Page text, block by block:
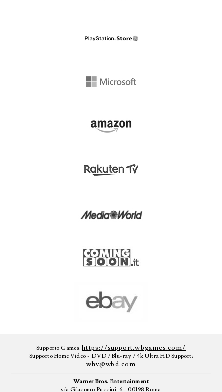
Supporto Games:https://support.wbgames.com/
Supporto Home Video - DVD / Blu-ray / 4k Ultra HD Support:
whv@wbd.com
Warner Bros. Entertainment
via Giacomo Puccini, 6 - 00198 Roma